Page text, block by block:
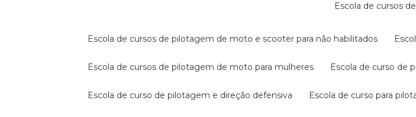
escola de cursos
escola de cursos de pilotagem de moto e scooter para não habilitados
escola de cursos de pilotagem de moto para mulheres escola de curso de
escola de curso de pilotagem e direção defensiva escola de curso para